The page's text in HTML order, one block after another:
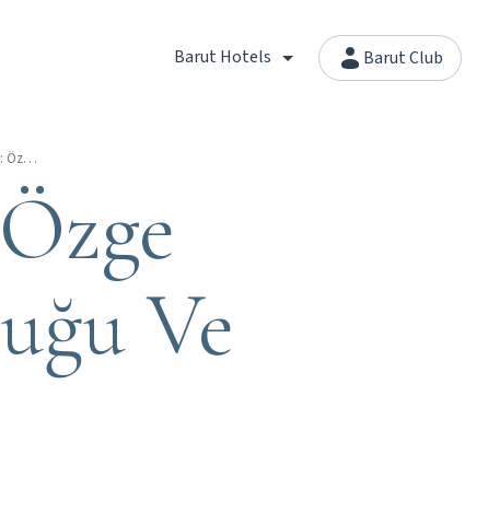
Barut Hotels Barut Club
Kitchen To Future: Özge Şahin Kitap Sponsorluğu Ve İmza Günü
Ve